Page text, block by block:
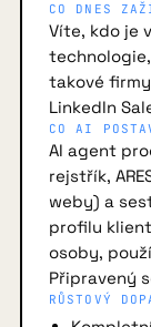
CO DNES
Víte, kdo je
takové firmy
LinkedIn
CO AI
AI agent
rejstřík,
weby) a
profilu
osoby,
Připravený
RŮSTOVÝ